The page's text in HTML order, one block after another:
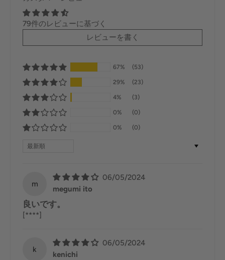
79件のレビューに基づく
レビューを書く
67% (53)
29% (23)
4% (3)
0% (0)
0% (0)
Sort by
m
06/05/2024
megumi ito
良いです。
[****]
k
06/05/2024
kenichi